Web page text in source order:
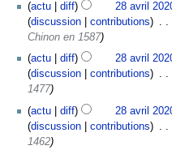
actu
diff 28 avril
discussion
contributions
Chinon en 1587
actu
diff 28 avril
discussion
contributions
1477
actu
diff 28 avril
discussion
contributions
1462